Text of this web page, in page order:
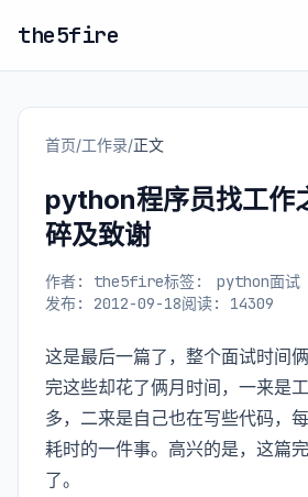
the5fire
首页/工作录/正文
python程序员找工作
碎及致谢
作者: the5fire标签: python面试
发布: 2012-09-18阅读: 14309
这是最后一篇了，整个面试时间
完这些却花了俩月时间，一来是
多，二来是自己也在写些代码，
耗时的一件事。高兴的是，这篇
了。